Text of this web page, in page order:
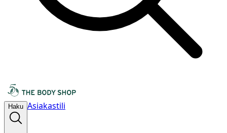
Haku Asiakastili